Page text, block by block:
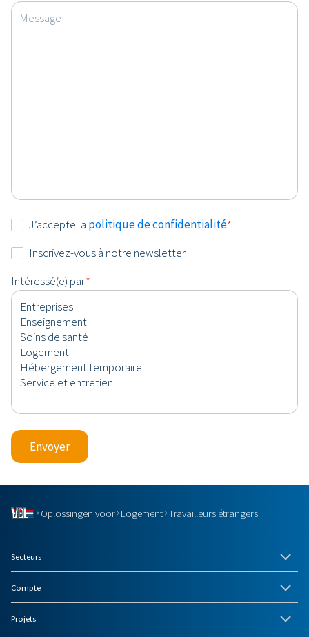
Message
Consentement
J’accepte la politique de confidentialité*
Newsletter
Inscrivez-vous à notre newsletter.
Intéressé(e) par*
Envoyer
Oplossingen voor Logement Travailleurs étrangers
Secteurs
Compte
Projets